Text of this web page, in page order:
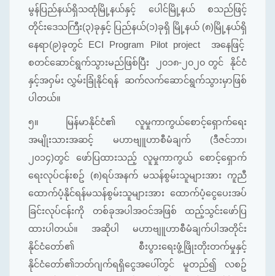
မွန်ပြည်နယ်ရှိသထုံမြို့နယ်နှင့် ပေါင်မြို့နယ် စသည်ဖြင့်
တိုင်းဒေသကြီး(၃)ခုနှင့် ပြည်နယ်(၁)ခုရှိ မြို့နယ် (၈)မြို့နယ်ရှိ
နေရာ(၉)ခုတွင် ECI Program Pilot project အနေဖြင့်
စတင်ဆောင်ရွက်သွားမည်ဖြစ်ပြီး ၂၀၁၈-၂၀၂၀ တွင် နိုင်ငံ
နှင့်အဝှမ်း လွှမ်းခြုံနိုင်ရန် ဆက်လက်ဆောင်ရွက်သွားမှာဖြစ်
ပါတယ်။
၅။
မြန်မာနိုင်ငံ၏ လူမှုကာကွယ်စောင့်ရှောက်ရေး
အမျိုးသားအဆင့် မဟာဗျူဟာစီမံချက် (ဒီဇင်ဘာ၊
၂၀၁၄)တွင် ဖော်ပြထားသည့် လူမှုကာကွယ် စောင့်ရှောက်
ရေးလုပ်ငန်းစဥ် (၈)ရပ်အနက် မသန်စွမ်းသူများအား ကူညီ
ထောက်ပံ့နိုင်ရန်မသန်စွမ်းသူများအား ထောက်ပံ့ငွေပေးအပ်
ခြင်းလုပ်ငန်းကို တစ်ခုအပါအဝင်အဖြစ် ထည့်သွင်းဖော်ပြ
ထားပါတယ်။ အဆိုပါ မဟာဗျူဟာစီမံချက်ပါအတိုင်း
နိုင်ငံတော်၏ စီးပွားရေးဖွံ့ဖြိုးတိုးတက်မှုနှင့်
နိုင်ငံတော်၏ဘတ်ဂျက်ရရှိငွေအပေါ်တွင် မူတည်၍ လစဥ်